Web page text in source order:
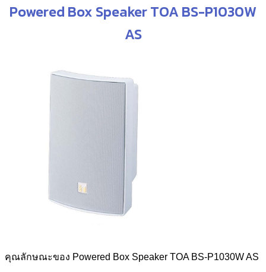
Powered Box Speaker TOA BS-P1030W
AS
คุณลักษณะของ Powered Box Speaker TOA BS-P1030W AS